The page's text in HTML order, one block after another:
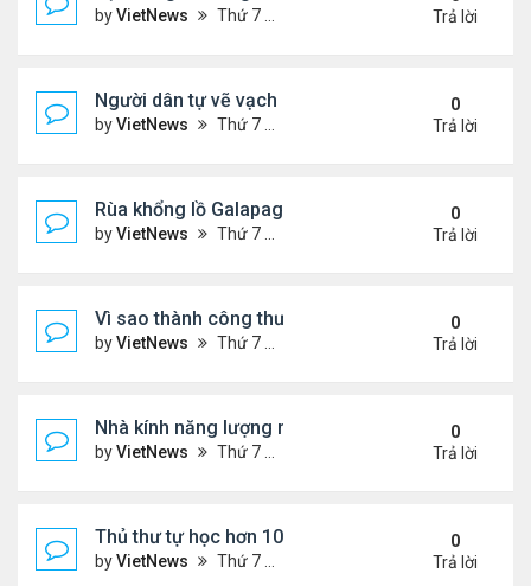
byVietNews Thứ 7 Tháng 4 02, 2022 10:43 am
Trả lời
Người dân tự vẽ vạch kẻ đường cho người đi bộ
byVietNews Thứ 7 Tháng 4 02, 2022 10:07 am
0
Trả lời
Rùa khổng lồ Galapagos làm cha lần đầu ở tuổi 70
byVietNews Thứ 7 Tháng 4 02, 2022 10:05 am
0
Trả lời
Vì sao thành công thường đi kèm với đau khổ?
byVietNews Thứ 7 Tháng 4 02, 2022 10:02 am
0
Trả lời
Nhà kính năng lượng mặt trời không thải khí độc
byVietNews Thứ 7 Tháng 4 02, 2022 10:02 am
0
Trả lời
Thủ thư tự học hơn 10 ngôn ngữ
byVietNews Thứ 7 Tháng 4 02, 2022 9:59 am
0
Trả lời